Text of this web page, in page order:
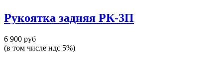
Рукоятка задняя РК-3П
6 900 руб
(в том числе ндс 5%)